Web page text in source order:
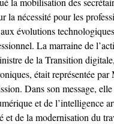
la nécessité pour les
aux évolutions
La marraine de
de la Transition digitale,
était représentée par
Dans son message, elle
et de l’intelligence
et de la modernisation du